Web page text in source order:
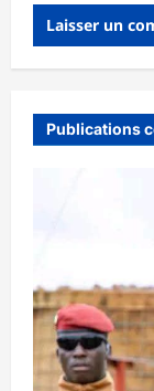
Publications